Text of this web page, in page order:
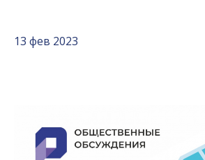
13 фев 2023